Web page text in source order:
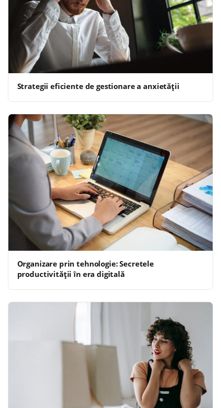
Strategii eficiente de gestionare a anxietății
Organizare prin tehnologie: Secretele
productivității în era digitală